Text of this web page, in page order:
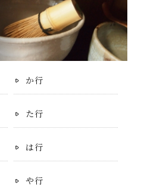
か行
た行
は行
や行